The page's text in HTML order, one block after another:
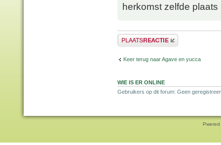
herkomst zelfde plaats
Plaats een reactie
Keer terug naar Agave en yucca
WIE IS ER ONLINE
Gebruikers op dit forum: Geen